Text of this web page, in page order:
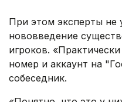
При этом эксперты не
нововведение
игроков.
номер и аккаунт на
собеседник.